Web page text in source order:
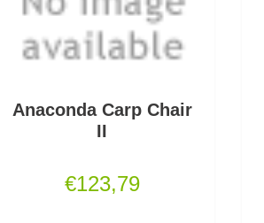
Anaconda Carp Chair
II
€123,79